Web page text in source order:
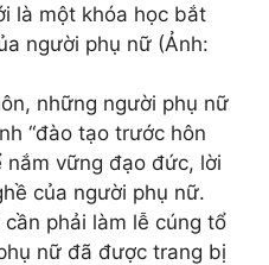
là một khóa học bắt
người phụ nữ (Ảnh:
những người phụ nữ
“đào tạo trước hôn
nắm vững đạo đức, lời
của người phụ nữ.
phải làm lễ cúng tổ
nữ đã được trang bị